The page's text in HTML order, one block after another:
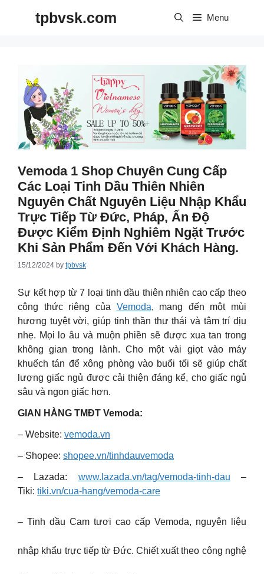
tpbvsk.com Menu
Vemoda 1 Shop Chuyên Cung Cấp
Các Loại Tinh Dầu Thiên Nhiên
Nguyên Chất Nguyên Liệu Nhập Khẩu
Trực Tiếp Từ Đức, Pháp, Ấn Độ
Được Kiểm Định Nghiêm Ngặt Trước
Khi Sản Phẩm Đến Với Khách Hàng.
15/12/2024 by tpbvsk
Sự kết hợp từ 7 loại tinh dầu thiên nhiên cao cấp theo
công thức riêng của Vemoda, mang đến một mùi
hương tuyệt vời, giúp tinh thần thư thái và tâm trí dịu
nhẹ. Mọi lo âu và muộn phiền sẽ được xua tan trong
không gian trong lành. Cho một vài giọt vào máy
khuếch tán để xông phòng vào buổi tối sẽ giúp chất
lượng giấc ngủ được cải thiện đáng kể, cho giấc ngủ
sâu và ngon giấc hơn.
GIAN HÀNG TMĐT Vemoda:
– Website: vemoda.vn
– Shopee: shopee.vn/tinhdauvemoda
– Lazada: www.lazada.vn/tag/vemoda-tinh-dau –
Tiki: tiki.vn/cua-hang/vemoda-care
– Tinh dầu Cam tươi cao cấp Vemoda, nguyên liệu
nhập khẩu trực tiếp từ Đức. Chiết xuất theo công nghệ